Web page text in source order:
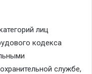
лиц
кодекса
службе,